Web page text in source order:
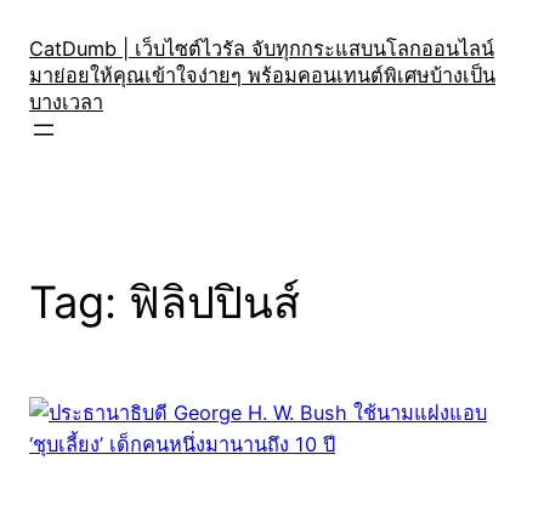
content
CatDumb | เว็บไซต์ไวรัล จับทุกกระแสบนโลกออนไลน์
มาย่อยให้คุณเข้าใจง่ายๆ พร้อมคอนเทนต์พิเศษบ้างเป็น
บางเวลา
Tag: ฟิลิปปินส์